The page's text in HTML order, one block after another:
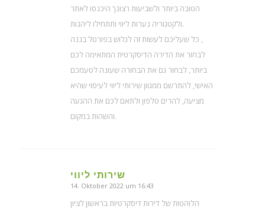
הטובה ביותר ולשביעות רצונך היכנסו לאתר
ולקטגוריה נערות ליווי ותתחילו ליהנות.
כל שעליכם לעשות זה לגלוש בפורטל בננה ,
לבחור את הדירה הדיסקרטית המתאימה לכם
ביותר, לבחור גם את הבחורה שעונה לטעמכם
האישי, להתרשם ממגוון שירותי ליווי לעיסוי שהיא
מציעה, להרים טלפון ולתאם לכם את ההגעה
והשהות במקום.
שירותי ליווי
sagte:
14. Oktober 2022 um 16:43
הלוהטות של דירות דיסקרטיות בראשון לציון